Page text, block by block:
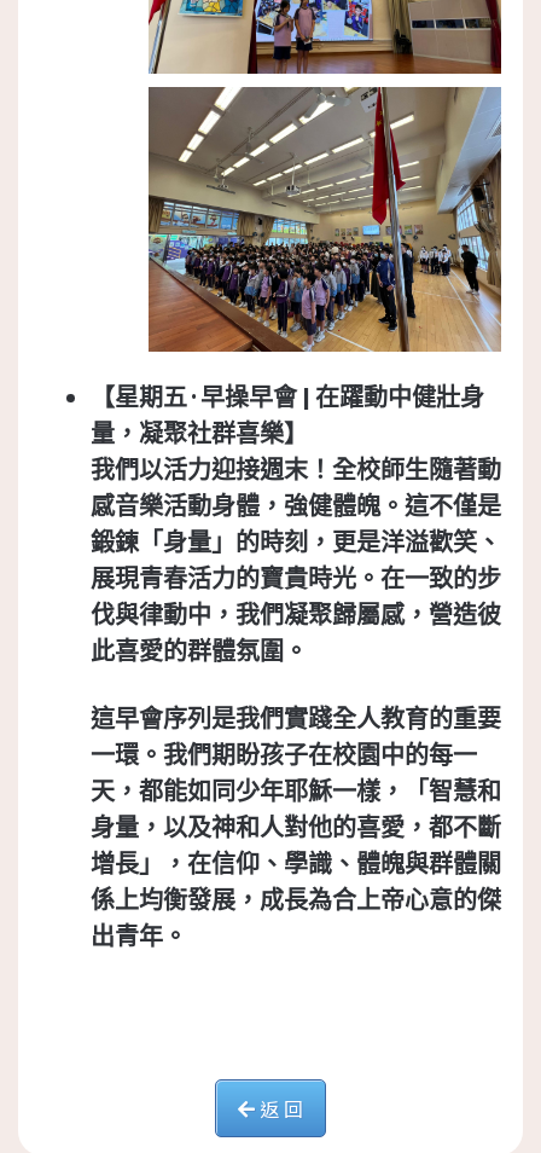
【星期五 · 早操早會 | 在躍動中健壯身
量，凝聚社群喜樂】
我們以活力迎接週末！全校師生隨著動
感音樂活動身體，強健體魄。這不僅是
鍛鍊「身量」的時刻，更是洋溢歡笑、
展現青春活力的寶貴時光。在一致的步
伐與律動中，我們凝聚歸屬感，營造彼
此喜愛的群體氛圍。
這早會序列是我們實踐全人教育的重要
一環。我們期盼孩子在校園中的每一
天，都能如同少年耶穌一樣，
「智慧和
身量，以及神和人對他的喜愛，都不斷
增長」
，在信仰、學識、體魄與群體關
係上均衡發展，成長為合上帝心意的傑
出青年。
返 回